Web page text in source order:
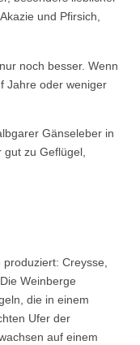
und Pfirsich,
noch besser. Wenn
Jahre oder weniger
Gänseleber in
gut zu Geflügel,
Creysse,
Weinberge
die in einem
Ufer der
auf einem